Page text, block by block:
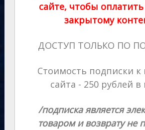
сайте, чтобы
закрытому
ДОСТУП ТОЛЬКО ПО
Стоимость подписки к
сайта - 250 рублей в
/подписка является
товаром и возврату не